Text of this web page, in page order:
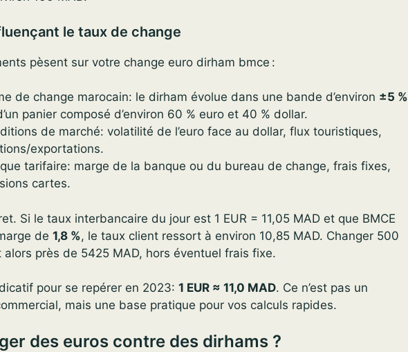
le taux de change
pèsent sur votre change euro dirham bmce :
de change marocain: le dirham évolue dans une bande d’environ ±5 %
panier composé d’environ 60 % euro et 40 % dollar.
de marché: volatilité de l’euro face au dollar, flux touristiques,
exportations.
tarifaire: marge de la banque ou du bureau de change, frais fixes,
cartes.
Si le taux interbancaire du jour est 1 EUR = 11,05 MAD et que BMCE
de 1,8 %, le taux client ressort à environ 10,85 MAD. Changer 500
alors près de 5425 MAD, hors éventuel frais fixe.
pour se repérer en 2023: 1 EUR ≈ 11,0 MAD. Ce n’est pas un
mais une base pratique pour vos calculs rapides.
des euros contre des dirhams ?